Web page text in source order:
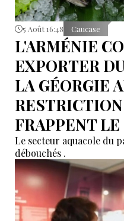
5 Août 16:48 Caucase
L'ARMÉNIE
EXPORTER
LA GÉORGIE
FRAPPENT
Le secteur aquacole du
débouchés .